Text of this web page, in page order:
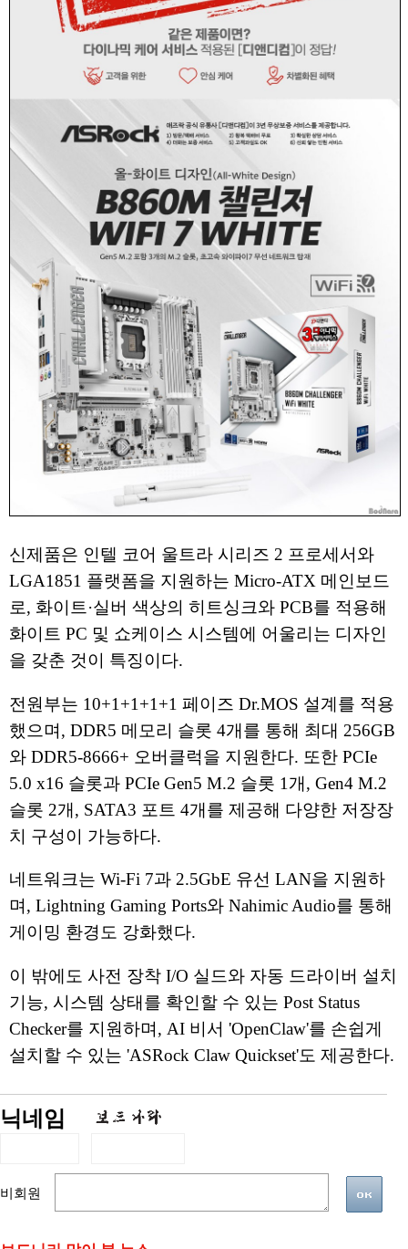
신제품은 인텔 코어 울트라 시리즈 2 프로세서와
LGA1851 플랫폼을 지원하는 Micro-ATX 메인보드
로, 화이트·실버 색상의 히트싱크와 PCB를 적용해
화이트 PC 및 쇼케이스 시스템에 어울리는 디자인
을 갖춘 것이 특징이다.
전원부는 10+1+1+1+1 페이즈 Dr.MOS 설계를 적용
했으며, DDR5 메모리 슬롯 4개를 통해 최대 256GB
와 DDR5-8666+ 오버클럭을 지원한다. 또한 PCIe
5.0 x16 슬롯과 PCIe Gen5 M.2 슬롯 1개, Gen4 M.2
슬롯 2개, SATA3 포트 4개를 제공해 다양한 저장장
치 구성이 가능하다.
네트워크는 Wi-Fi 7과 2.5GbE 유선 LAN을 지원하
며, Lightning Gaming Ports와 Nahimic Audio를 통해
게이밍 환경도 강화했다.
이 밖에도 사전 장착 I/O 실드와 자동 드라이버 설치
기능, 시스템 상태를 확인할 수 있는 Post Status
Checker를 지원하며, AI 비서 'OpenClaw'를 손쉽게
설치할 수 있는 'ASRock Claw Quickset'도 제공한다.
닉네임
비회원